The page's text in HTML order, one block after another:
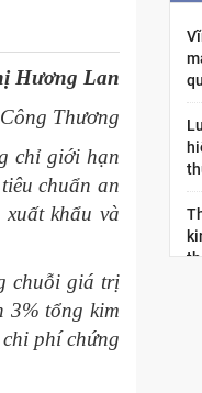
Hương Lan
Thương
chỉ giới hạn
chuẩn an
khẩu và
chuỗi giá trị
3% tổng kim
phí chứng